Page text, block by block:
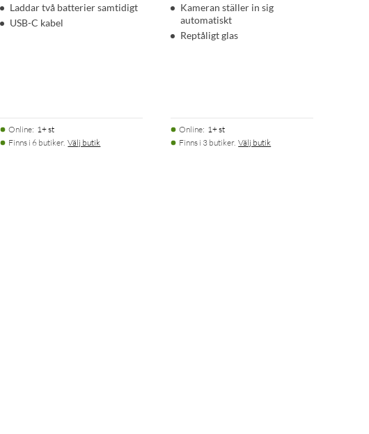
Laddar två batterier samtidigt
USB-C kabel
Online: 1+ st
Finns i 6 butiker. Välj butik
Kameran ställer in sig
automatiskt
Reptåligt glas
Online: 1+ st
Finns i 3 butiker. Välj butik